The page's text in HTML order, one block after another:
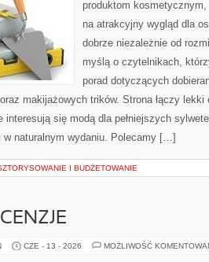
produktom
na atrakcyjny wygląd dla
dobrze niezależnie od
myślą o czytelnikach,
porad dotyczących
makijażowych trików. Strona łączy
interesują się modą dla pełniejszych
w naturalnym wydaniu. Polecamy […]
I BUDŻETOWANIE
CZE - 13 - 2026 MOŻLIWOŚĆ